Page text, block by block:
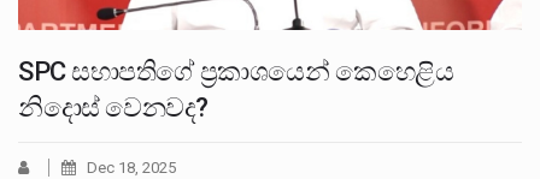
SPC සභාපතිගේ ප්‍රකාශයෙන් කෙහෙළිය
නිදොස් වෙනවද?
Dec 18, 2025